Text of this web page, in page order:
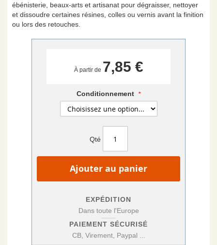
ébénisterie, beaux-arts et artisanat pour dégraisser, nettoyer
et dissoudre certaines résines, colles ou vernis avant la finition
ou lors des retouches.
À partir de 7,85 €
Conditionnement
Qté
Ajouter au panier
EXPÉDITION
Dans toute l'Europe
PAIEMENT SÉCURISÉ
CB, Virement, Paypal ...
beginning
of
the